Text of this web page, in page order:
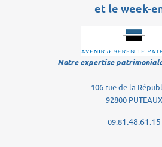
et le week-
Notre expertise
106 rue de la
92800 PUTEAUX
09.81.48.61.15